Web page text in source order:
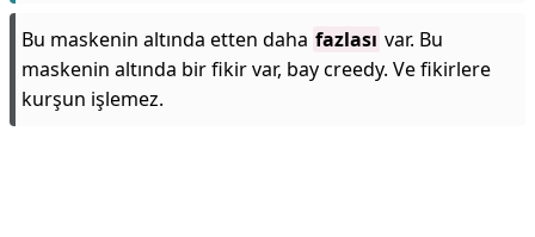
Bu maskenin altında etten daha fazlası var. Bu
maskenin altında bir fikir var, bay creedy. Ve fikirlere
kurşun işlemez.